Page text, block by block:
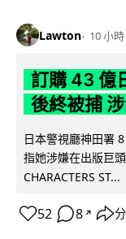
Lawton 10 小時
訂購 43 億
後終被捕
日本警視廳神田署
指她涉嫌在出版巨
CHARACTERS ST...
52 8 ↗